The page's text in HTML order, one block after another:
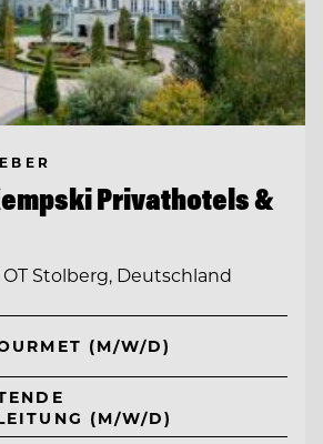
Privathotels &
Stolberg, Deutschland
(M/W/D)
(M/W/D)